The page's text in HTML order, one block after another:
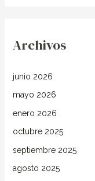
Archivos
junio 2026
mayo 2026
enero 2026
octubre 2025
septiembre 2025
agosto 2025